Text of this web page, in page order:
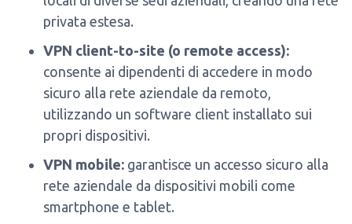
privata estesa.
VPN client-to-site (o remote access):
consente ai dipendenti di accedere in modo
sicuro alla rete aziendale da remoto,
utilizzando un software client installato sui
propri dispositivi.
VPN mobile: garantisce un accesso sicuro alla
rete aziendale da dispositivi mobili come
smartphone e tablet.